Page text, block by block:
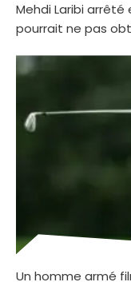
Mehdi Laribi arrêté
pourrait ne pas
Un homme armé